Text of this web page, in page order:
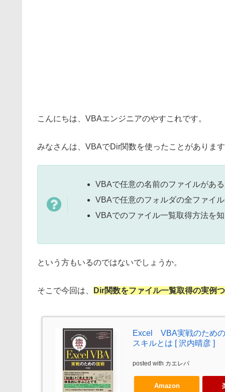
こんにちは、VBAエンジニアのやすこれです。
みなさんは、VBAでDir関数を使ったことがありま
VBAで任意の名前のファイルがあ
VBAで任意のフォルダの全ファイ
VBAでのファイル一覧取得方法を
という方もいるのではないでしょうか。
そこで今回は、 Dir関数をファイル一覧取得の実例
Excel VBA実戦のための
スキルとは [ 沢内晴彦 ]
posted with カエレバ
Amazon